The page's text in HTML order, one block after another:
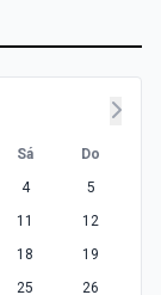
Sá
Do
4
5
11
12
18
19
25
26